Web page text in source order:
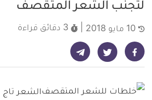
لتجنب الشعر المتقصف
3 دقائق قراءة
شارك على فيسبوك - ديلي ميديكال انفو شارك على تويتر - ديلي ميديكال انفو شارك على تيليجرام - ديلي ميديكال انفو
الشعر تاج